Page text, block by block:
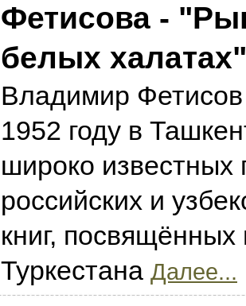
Фетисова -
белых халатах"
Владимир
1952 году в
широко известных
российских и
книг, посвящённых
Туркестана Далее...